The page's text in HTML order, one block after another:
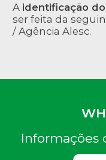
A identificação
ser feita da
/ Agência Alesc.
Informações